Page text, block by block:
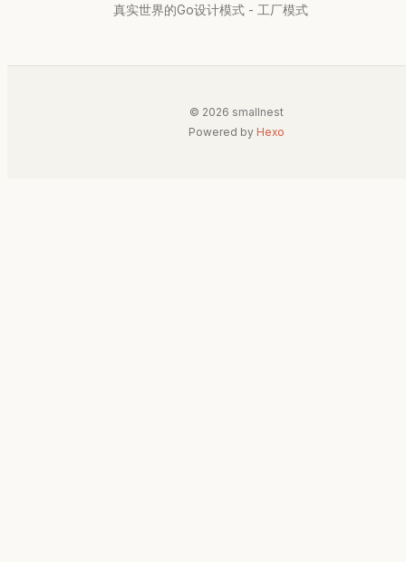
真实世界的Go设计模式 - 工厂模式
© 2026 smallnest
Powered by Hexo